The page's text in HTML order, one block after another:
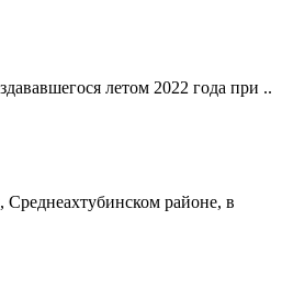
летом 2022 года при ..
районе, в